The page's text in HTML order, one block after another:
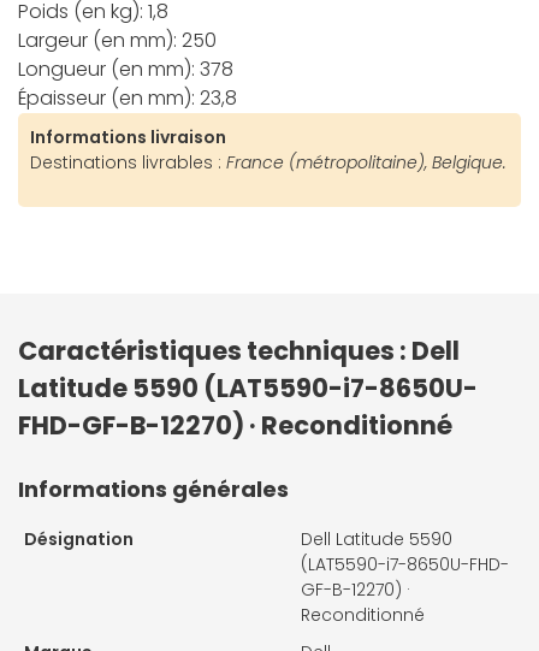
Poids (en kg): 1,8
Largeur (en mm): 250
Longueur (en mm): 378
Épaisseur (en mm): 23,8
Informations livraison
Destinations livrables : France (métropolitaine), Belgique.
Caractéristiques techniques : Dell
Latitude 5590 (LAT5590-i7-8650U-
FHD-GF-B-12270) · Reconditionné
Informations générales
Désignation
Dell Latitude 5590
(LAT5590-i7-8650U-FHD-
GF-B-12270) ·
Reconditionné